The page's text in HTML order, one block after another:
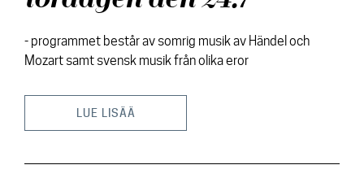
Media
Kontakt
- programmet består av somrig musik av Händel och
Mozart samt svensk musik från olika eror
LUE LISÄÄ